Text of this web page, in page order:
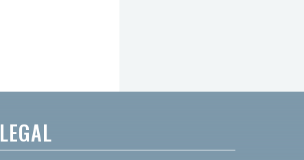
LEGAL